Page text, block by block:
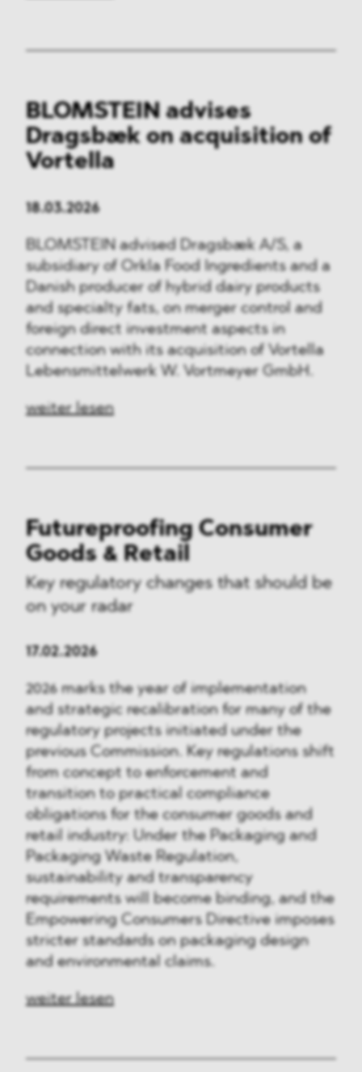
BLOMSTEIN advises
Dragsbæk on acquisition of
Vortella
18.03.2026
BLOMSTEIN advised Dragsbæk A/S, a
subsidiary of Orkla Food Ingredients and a
Danish producer of hybrid dairy products
and specialty fats, on merger control and
foreign direct investment aspects in
connection with its acquisition of Vortella
Lebensmittelwerk W. Vortmeyer GmbH.
weiter lesen
Futureproofing Consumer
Goods & Retail
Key regulatory changes that should be
on your radar
17.02.2026
2026 marks the year of implementation
and strategic recalibration for many of the
regulatory projects initiated under the
previous Commission. Key regulations shift
from concept to enforcement and
transition to practical compliance
obligations for the consumer goods and
retail industry: Under the Packaging and
Packaging Waste Regulation,
sustainability and transparency
requirements will become binding, and the
Empowering Consumers Directive imposes
stricter standards on packaging design
and environmental claims.
weiter lesen